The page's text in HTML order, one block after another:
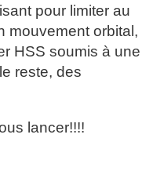
pour limiter au
mouvement orbital,
HSS soumis à une
reste, des
lancer!!!!